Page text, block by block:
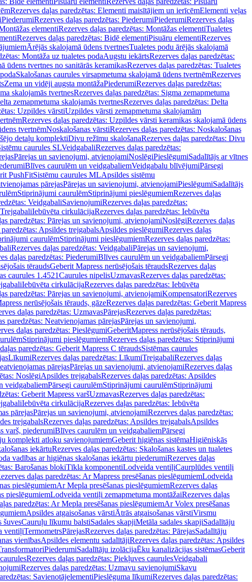
Rezerves daļas paredzētas: Elementi maisītājiem un ierīcēmElementi veļas
PiederumiRezerves daļas paredzētas: PiederumiPiederumiRezerves daļas
elementiRezerves daļas paredzētas: Montāžas elementiTualetes
Rezerves daļas paredzētas: Bidē elementiPisuāru elementiRezerves
Ārējās skalojamā ūdens tvertnesTualetes podu ārējās skalojamā
Montāža uz tualetes podaAugstu iekārtsRezerves daļas paredzētas:
ūdens tvertnes no sanitārās keramikasRezerves daļas paredzētas: Tualetes
Skalošanas caurules virsapmetuma skalojamā ūdens tvertnēmRezerves
Zema un vidēji augsta montāžaPiederumiRezerves daļas paredzētas:
skalojamās tvertnesRezerves daļas paredzētas: Sigma zemapmetuma
zemapmetuma skalojamās tvertnesRezerves daļas paredzētas: Delta
Uzpildes vārstiUzpildes vārsti zemapmetuma skalojamām
Rezerves daļas paredzētas: Uzpildes vārsti keramikas skalojamā ūdens
tvertnēmNoskalošanas vārstiRezerves daļas paredzētas: Noskalošanas
detaļu komplektiDivu režīmu skalošanaRezerves daļas paredzētas: Divu
caurules SLVeidgabaliRezerves daļas paredzētas:
Pārejas un savienojumi, atvienojamiNoslēgiPieslēgumiSadalītājs ar vītnes
Blīves caurulēm un veidgabaliemVeidgabalu blīvējumiPārsegi
PushFitSistēmu caurules MLApsildes sistēmu
pārejasPārejas un savienojumi, atvienojamiPieslēgumiSadalītājs
Stiprinājumi caurulēmStiprinājumi pieslēgumiemRezerves daļas
VeidgabaliSavienojumiRezerves daļas paredzētas:
Iebūvēta cirkulācijaRezerves daļas paredzētas: Iebūvēta
paredzētas: Pārejas un savienojumi, atvienojamiNoslēgiRezerves daļas
Apsildes trejgabalsApsildes pieslēgumiRezerves daļas
caurulēmStiprinājumi pieslēgumiemRezerves daļas paredzētas:
Rezerves daļas paredzētas: VeidgabaliPārejas un savienojumi,
daļas paredzētas: PiederumiBlīves caurulēm un veidgabaliemPārsegi
tēraudsGeberit Mapress nerūsējošais tēraudsRezerves daļas
caurules 1.4521Caurules nipelisUzmavasRezerves daļas paredzētas:
Iebūvēta cirkulācijaRezerves daļas paredzētas: Iebūvēta
paredzētas: Pārejas un savienojumi, atvienojamiKompensatoriRezerves
nerūsējošais tērauds, gāzeRezerves daļas paredzētas: Geberit Mapress
daļas paredzētas: UzmavasPārejasRezerves daļas paredzētas:
paredzētas: Neatvienojamas pārejasPārejas un savienojumi,
daļas paredzētas: PieslēgumiGeberitMapress nerūsējošais tērauds,
Stiprinājumi pieslēgumiemRezerves daļas paredzētas: Stiprinājumi
paredzētas: Geberit Mapress C tēraudsSistēmas caurules
LīkumiRezerves daļas paredzētas: LīkumiTrejgabaliRezerves daļas
pārejasPārejas un savienojumi, atvienojamiRezerves daļas
NoslēgiApsildes trejgabalsRezerves daļas paredzētas: Apsildes
veidgabaliemPārsegi caurulēmStiprinājumi caurulēmStiprinājumi
Geberit Mapress varšUzmavasRezerves daļas paredzētas:
Iebūvēta cirkulācijaRezerves daļas paredzētas: Iebūvēta
pārejasPārejas un savienojumi, atvienojamiRezerves daļas paredzētas:
trejgabalsRezerves daļas paredzētas: Apsildes trejgabalsApsildes
varš, piederumiBlīves caurulēm un veidgabaliemPārsegi
komplekti atloku savienojumiemGeberit higiēnas sistēmaHigiēniskās
iekārtuRezerves daļas paredzētas: Skalošanas kastes un tualetes
vadības ar higiēnas skalošanas iekārtu piederumiRezerves daļas
Barošanas blokiTīkla komponentiLodveida ventiļiCaurplūdes ventiļi
daļas paredzētas: Ar Mapress presēšanas pieslēgumiemLodveida
pieslēgumiemAr Mepla presēšanas pieslēgumiemRezerves daļas
pieslēgumiemLodveida ventiļi zemapmetuma montāžaiRezerves daļas
paredzētas: Ar Mepla presēšanas pieslēgumiemAr Volex presēšanas
Apsildes atgaisošanas vārstiĀtrās atgaisošanas vārstiVirsmu
šuvesCauruļu līkumu balstiSadales skapjiMetāla sadales skapjiSadalītāju
ventiļiTermometrsPārejasRezerves daļas paredzētas: PārejasSadalītāju
vienībasApsildes elementu sadalītājiRezerves daļas paredzētas: Apsildes
PiederumiSadalītāju izolācijaĒku kanalizācijas sistēmasGeberit
Rezerves daļas paredzētas: Piekļuves caurulesVeidgabali
Rezerves daļas paredzētas: Uzmavu savienojumiSkavu
SavienotājelementiPieslēguma līkumiRezerves daļas paredzētas: